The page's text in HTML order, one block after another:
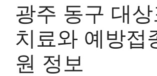
광주 동구 대상
치료와 예방접
원 정보